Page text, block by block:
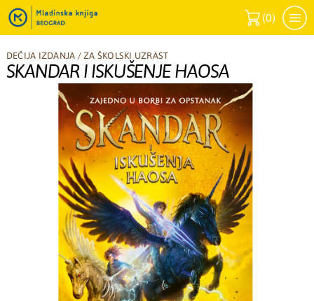
(0)
DEČIJA IZDANJA /ZA ŠKOLSKI UZRAST
SKANDAR I ISKUŠENJE HAOSA